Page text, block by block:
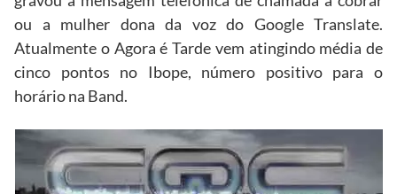
ou a mulher dona da voz do Google Translate.
Atualmente o Agora é Tarde vem atingindo média de
cinco pontos no Ibope, número positivo para o
horário na Band.